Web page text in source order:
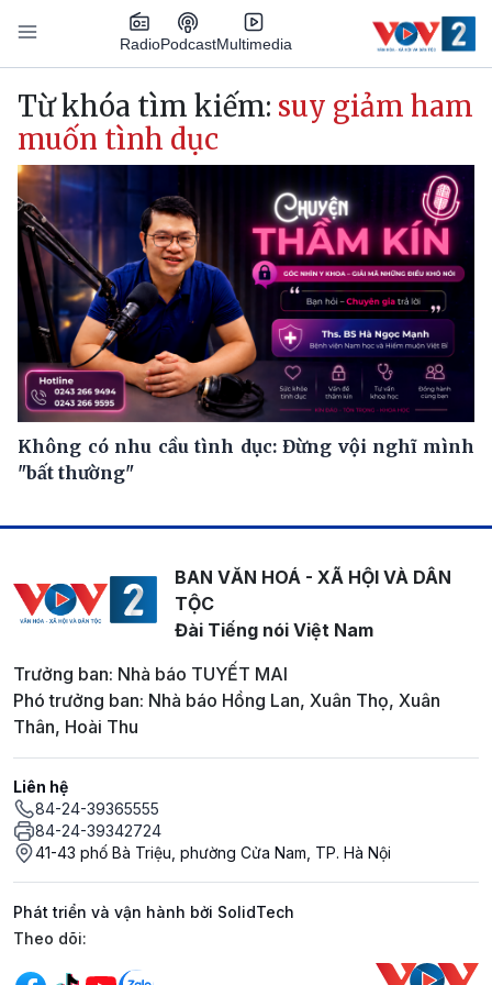
Nhảy đến nội dung
RadioPodcastMultimedia
Main navigation
Từ khóa tìm kiếm: suy giảm ham
muốn tình dục
Không có nhu cầu tình dục: Đừng vội nghĩ mình
"bất thường"
BAN VĂN HOÁ - XÃ HỘI VÀ DÂN
TỘC
Đài Tiếng nói Việt Nam
Trưởng ban: Nhà báo TUYẾT MAI
Phó trưởng ban: Nhà báo Hồng Lan, Xuân Thọ, Xuân
Thân, Hoài Thu
Liên hệ
84-24-39365555
84-24-39342724
41-43 phố Bà Triệu, phường Cửa Nam, TP. Hà Nội
Phát triển và vận hành bởi SolidTech
Mạng xã hội
Theo dõi: